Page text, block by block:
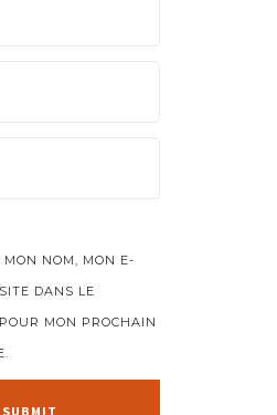
MON NOM, MON E-
DANS LE
MON PROCHAIN